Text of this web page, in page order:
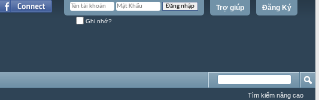
Đăng Ký
Trợ giúp
Ghi nhớ?
Tìm kiếm nâng cao